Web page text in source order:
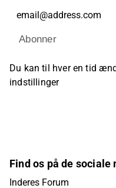
Abonner
Du kan til hver en tid
indstillinger
Find os på de sociale
Inderes Forum